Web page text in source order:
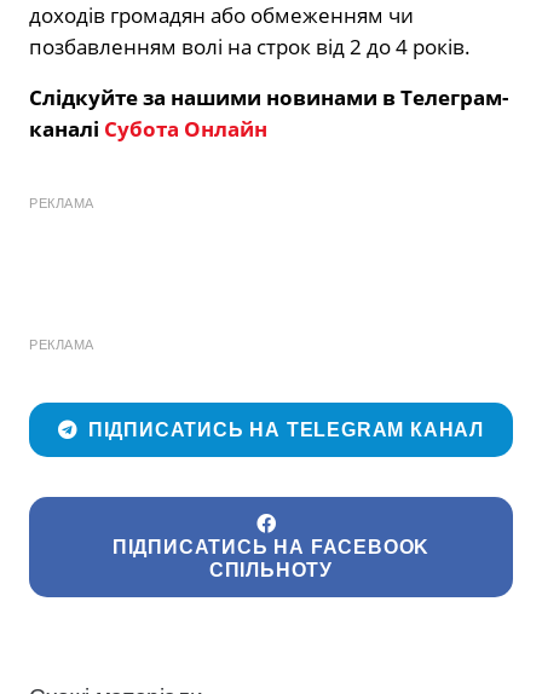
доходів громадян або обмеженням чи
позбавленням волі на строк від 2 до 4 років.
Слідкуйте за нашими новинами в Телеграм-
каналі Субота Онлайн
РЕКЛАМА
РЕКЛАМА
ПІДПИСАТИСЬ НА TELEGRAM КАНАЛ
ПІДПИСАТИСЬ НА FACEBOOK
СПІЛЬНОТУ